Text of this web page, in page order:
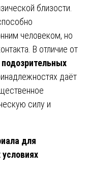
близости.
человеком, но
В отличие от
подозрительных
даёт
силу и
для